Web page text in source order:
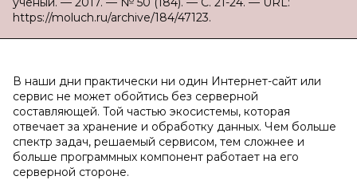
https://moluch.ru/archive/184/47123.
В наши дни практически ни один Интернет-сайт или
сервис не может обойтись без серверной
составляющей. Той частью экосистемы, которая
отвечает за хранение и обработку данных. Чем больше
спектр задач, решаемый сервисом, тем сложнее и
больше программных компонент работает на его
серверной стороне.